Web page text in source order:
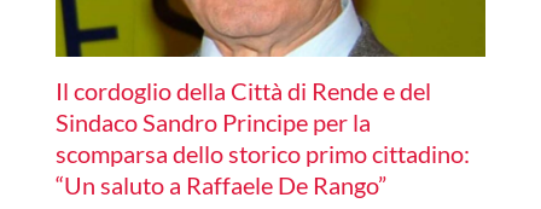
Il cordoglio della Città di Rende e del
Sindaco Sandro Principe per la
scomparsa dello storico primo cittadino:
“Un saluto a Raffaele De Rango”